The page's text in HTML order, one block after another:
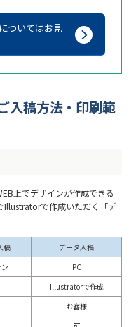
ついてはお見
入稿方法・印刷範
上でデザインが作成できる
Illustratorで作成いただく「デ
稿
データ入稿
PC
Illustratorで作成
お客様